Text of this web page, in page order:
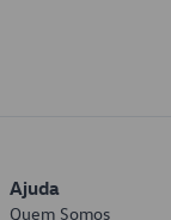
Ajuda
Quem Somos